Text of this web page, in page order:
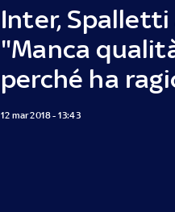
Inter, Spalletti
"Manca
perché ha
12 mar 2018 - 13:43